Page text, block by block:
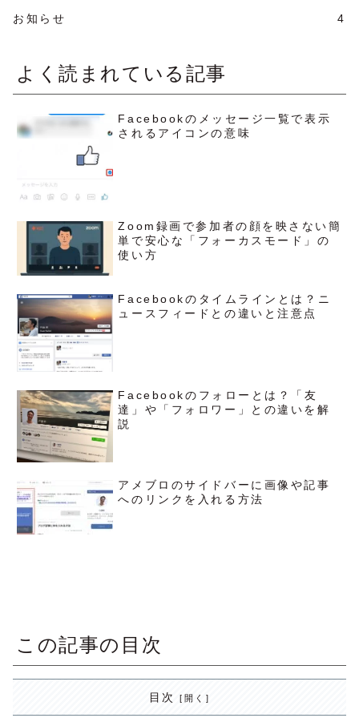
お知らせ 4
よく読まれている記事
Facebookのメッセージ一覧で表示
されるアイコンの意味
Zoom録画で参加者の顔を映さない簡
単で安心な「フォーカスモード」の
使い方
Facebookのタイムラインとは？ニ
ュースフィードとの違いと注意点
Facebookのフォローとは？「友
達」や「フォロワー」との違いを解
説
アメブロのサイドバーに画像や記事
へのリンクを入れる方法
この記事の目次
目次